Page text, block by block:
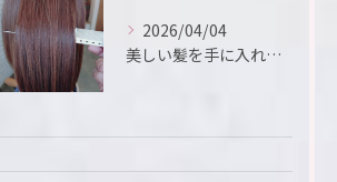
2026/04/04
美しい髪を手に入れたいと願う方におすすめのメニューが「髪質改...